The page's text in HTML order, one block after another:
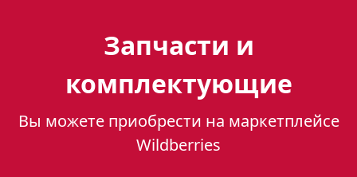
функциональный
помощник на вашей
кухне
Запчасти и
комплектующие
Вы можете приобрести на маркетплейсе
Wildberries